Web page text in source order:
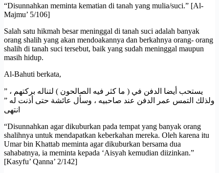
“Disunnahkan meminta kematian di tanah yang mulia/suci.” [Al-
Majmu’ 5/106]
Salah satu hikmah besar meninggal di tanah suci adalah banyak
orang shalih yang akan mendoakannya dan berkahnya orang- orang
shalih di tanah suci tersebut, baik yang sudah meninggal maupun
masih hidup.
Al-Bahuti berkata,
” يستحب أيضا الدفن في ( ما كثر فيه الصالحون ) لتناله بركتهم ،
ولذلك التمس عمر الدفن عند صاحبيه ، وسأل عائشة حتى أذنت له ”
انتهى
“Disunnahkan agar dikuburkan pada tempat yang banyak orang
shalihnya untuk mendapatkan keberkahan mereka. Oleh karena itu
Umar bin Khattab meminta agar dikuburkan bersama dua
sahabatnya, ia meminta kepada ‘Aisyah kemudian diizinkan.”
[Kasyfu’ Qanna’ 2/142]